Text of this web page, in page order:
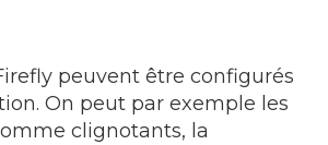
peuvent être configurés
On peut par exemple les
clignotants, la